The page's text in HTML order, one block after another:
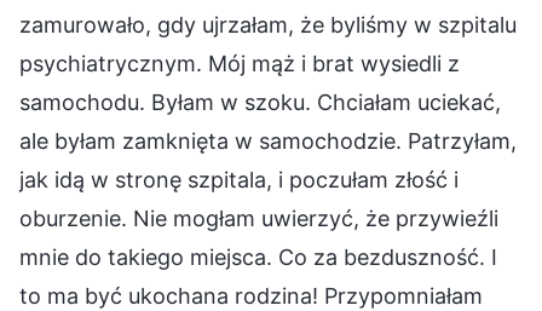
zamurowało, gdy ujrzałam, że byliśmy w szpitalu
psychiatrycznym. Mój mąż i brat wysiedli z
samochodu. Byłam w szoku. Chciałam uciekać,
ale byłam zamknięta w samochodzie. Patrzyłam,
jak idą w stronę szpitala, i poczułam złość i
oburzenie. Nie mogłam uwierzyć, że przywieźli
mnie do takiego miejsca. Co za bezduszność. I
to ma być ukochana rodzina! Przypomniałam